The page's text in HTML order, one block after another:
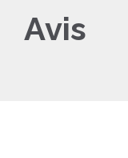
Avis